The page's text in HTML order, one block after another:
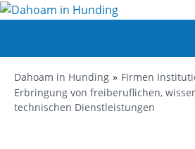
Dahoam in Hunding
Firmen
Erbringung von freiberuflichen,
technischen Dienstleistungen